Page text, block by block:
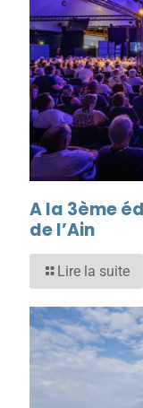
A la 3ème
de l’Ain
Lire la suite